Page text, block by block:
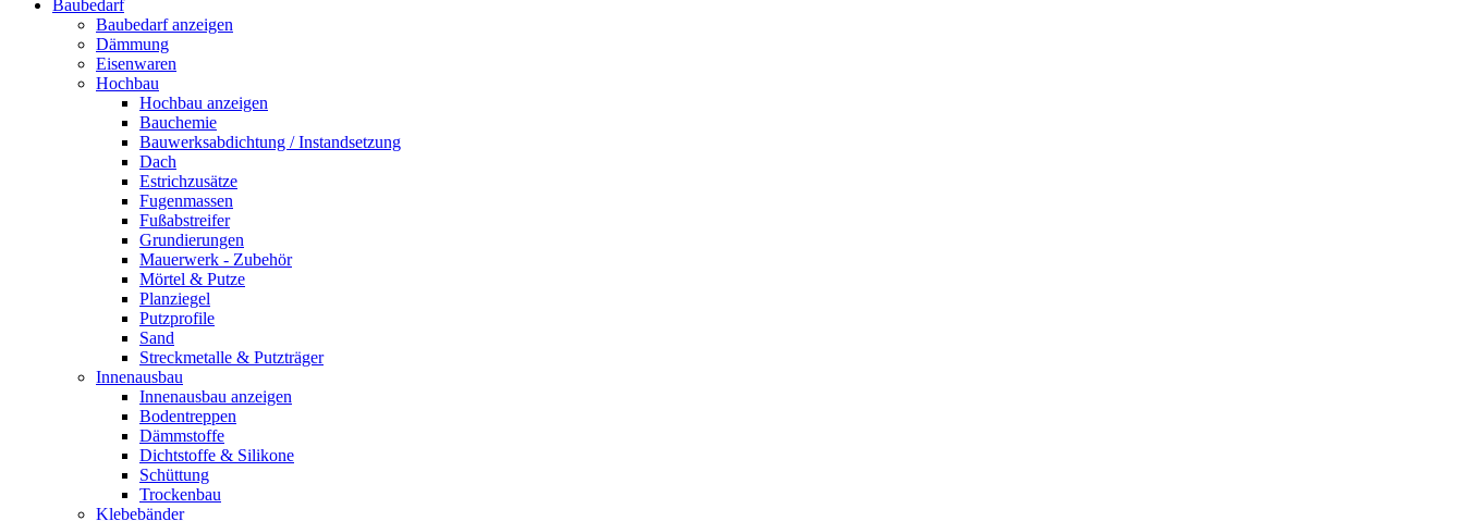
Baubedarf
Baubedarf anzeigen
Dämmung
Eisenwaren
Hochbau
Hochbau anzeigen
Bauchemie
Bauwerksabdichtung / Instandsetzung
Dach
Estrichzusätze
Fugenmassen
Fußabstreifer
Grundierungen
Mauerwerk - Zubehör
Mörtel & Putze
Planziegel
Putzprofile
Sand
Streckmetalle & Putzträger
Innenausbau
Innenausbau anzeigen
Bodentreppen
Dämmstoffe
Dichtstoffe & Silikone
Schüttung
Trockenbau
Klebebänder